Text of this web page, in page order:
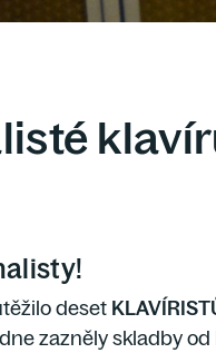
o deset
zazněly skladby